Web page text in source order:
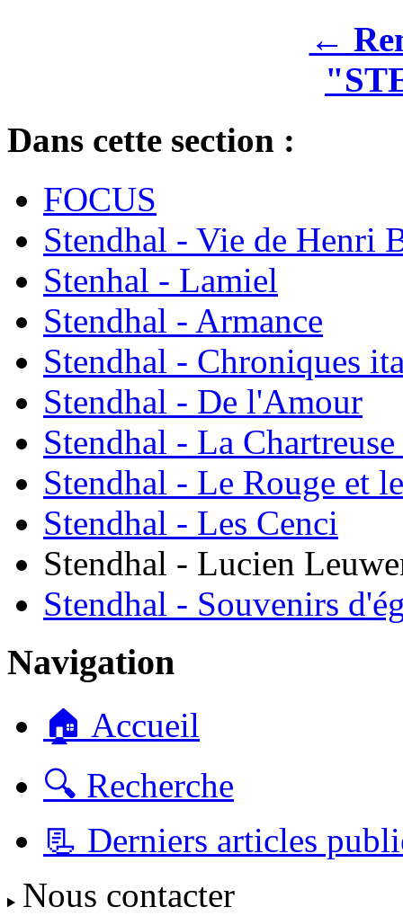
←
Dans cette section :
FOCUS
Stendhal - Vie de Henri
Stenhal - Lamiel
Stendhal - Armance
Stendhal - Chroniques
Stendhal - De l'Amour
Stendhal - La Chartreuse
Stendhal - Le Rouge et
Stendhal - Les Cenci
Stendhal - Lucien
Stendhal - Souvenirs
Navigation
🏠 Accueil
🔍 Recherche
📃 Derniers articles
Nous contacter